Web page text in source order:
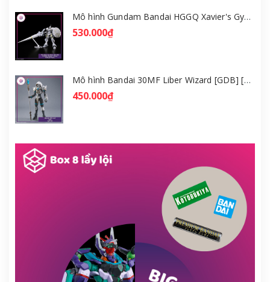
Mô hình Gundam Bandai HGGQ Xavier's Gyan Hakuji-Packs 1/144 [GDB] [BHG]
530.000₫
Mô hình Bandai 30MF Liber Wizard [GDB] [30MF]
450.000₫